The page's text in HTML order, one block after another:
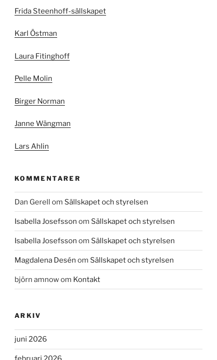
Frida Steenhoff-sällskapet
Karl Östman
Laura Fitinghoff
Pelle Molin
Birger Norman
Janne Wängman
Lars Ahlin
KOMMENTARER
Dan Gerell om Sällskapet och styrelsen
Isabella Josefsson om Sällskapet och styrelsen
Isabella Josefsson om Sällskapet och styrelsen
Magdalena Desén om Sällskapet och styrelsen
björn amnowom Kontakt
ARKIV
juni 2026